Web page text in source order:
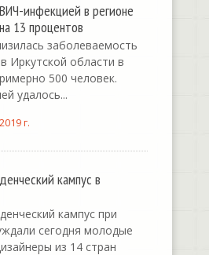
инфекцией в регионе
13 процентов
заболеваемость
Иркутской области в
500 человек.
удалось...
г.
кампус в
кампус при
сегодня молодые
из 14 стран